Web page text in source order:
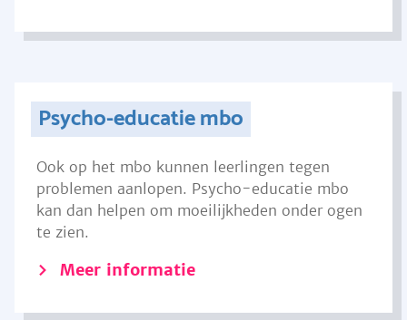
Psycho-educatie mbo
Ook op het mbo kunnen leerlingen tegen
problemen aanlopen. Psycho-educatie mbo
kan dan helpen om moeilijkheden onder ogen
te zien.
Meer informatie